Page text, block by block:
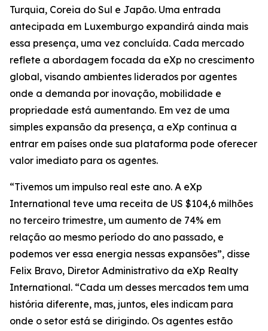
Turquia, Coreia do Sul e Japão. Uma entrada
antecipada em Luxemburgo expandirá ainda mais
essa presença, uma vez concluída. Cada mercado
reflete a abordagem focada da eXp no crescimento
global, visando ambientes liderados por agentes
onde a demanda por inovação, mobilidade e
propriedade está aumentando. Em vez de uma
simples expansão da presença, a eXp continua a
entrar em países onde sua plataforma pode oferecer
valor imediato para os agentes.
“Tivemos um impulso real este ano. A eXp
International teve uma receita de US $104,6 milhões
no terceiro trimestre, um aumento de 74% em
relação ao mesmo período do ano passado, e
podemos ver essa energia nessas expansões”, disse
Felix Bravo, Diretor Administrativo da eXp Realty
International. “Cada um desses mercados tem uma
história diferente, mas, juntos, eles indicam para
onde o setor está se dirigindo. Os agentes estão